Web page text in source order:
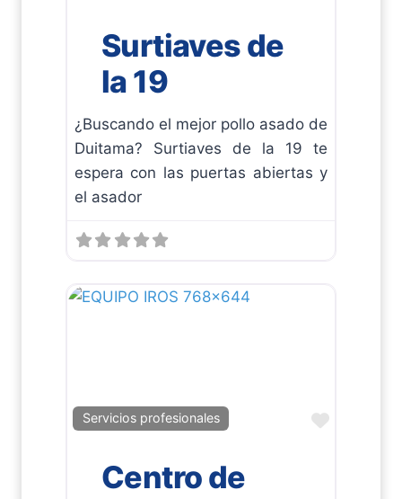
Surtiaves de
la 19
¿Buscando el mejor pollo asado de
Duitama? Surtiaves de la 19 te
espera con las puertas abiertas y
el asador
Servicios profesionales Favorito
Centro de